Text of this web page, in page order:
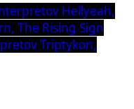
Hellyeah,
The Rising Sign
Triptykon,